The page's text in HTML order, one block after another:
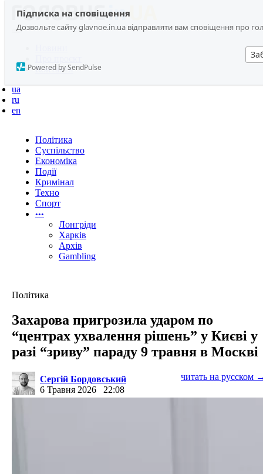
Підписка на сповіщення
Дозвольте сайту glavnoe.in.ua відправляти вам сповіщення про
Powered by SendPulse
Контакти
ua
ru
en
Політика
Суспільство
Економіка
Події
Кримінал
Техно
Спорт
•••
Лонгріди
Харків
Архів
Gambling
Політика
Захарова пригрозила ударом по
“центрах ухвалення рішень” у Києві у
разі “зриву” параду 9 травня в Москві
Сергій Бордовський
6 Травня 2026
22:08
читать на русском